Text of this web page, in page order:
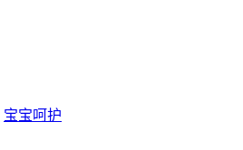
宝宝呵护